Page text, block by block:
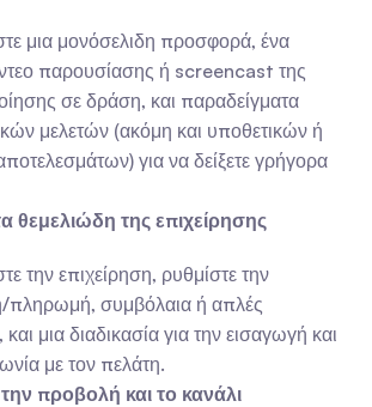
μια μονόσελιδη προσφορά, ένα
παρουσίασης ή screencast της
σε δράση, και παραδείγματα
μελετών (ακόμη και υποθετικών ή
για να δείξετε γρήγορα
θεμελιώδη της επιχείρησης
την επιχείρηση, ρυθμίστε την
πληρωμή, συμβόλαια ή απλές
μια διαδικασία για την εισαγωγή και
με τον πελάτη.
προβολή και το κανάλι